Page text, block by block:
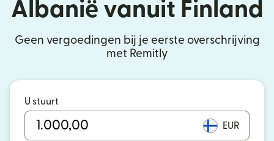
Albanië vanuit Finland
Geen vergoedingen bij je eerste overschrijving
met Remitly
U stuurt
EUR